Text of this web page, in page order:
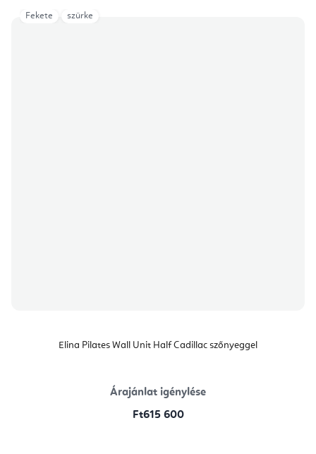
Elina Pilates Wall Unit Half Cadillac szőnyeggel
Árajánlat igénylése
Ft615 600
Fekete szürke